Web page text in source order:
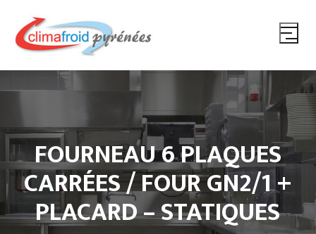
FOURNEAU 6 PLAQUES
CARRÉES / FOUR GN2/1 +
PLACARD – STATIQUES